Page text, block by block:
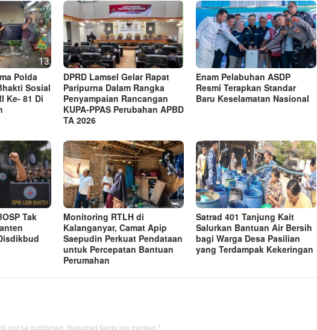
Polda
Sosial
Ke- 81 Di
DPRD Lamsel Gelar Rapat
Paripurna Dalam Rangka
Penyampaian Rancangan
KUPA-PPAS Perubahan APBD
TA 2026
Enam Pelabuhan ASDP
Resmi Terapkan Standar
Baru Keselamatan Nasional
Tak
Monitoring RTLH di
Kalanganyar, Camat Apip
Saepudin Perkuat Pendataan
untuk Percepatan Bantuan
Perumahan
Satrad 401 Tanjung Kait
Salurkan Bantuan Air Bersih
bagi Warga Desa Pasilian
yang Terdampak Kekeringan
not be published. Required fields are marked *